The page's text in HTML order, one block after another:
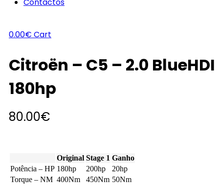
0.00€ Cart
Citroën – C5 – 2.0 BlueHDI
180hp
80.00€
Original Stage 1 Ganho
Potência – HP 180hp 200hp
20hp
Torque – NM 400Nm 450Nm 50Nm